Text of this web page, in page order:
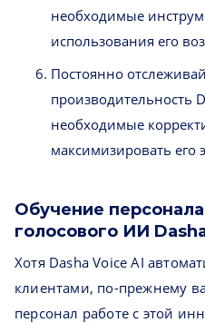
необходимые
использования его
Постоянно
производительность
необходимые
максимизировать его
Обучение
голосового ИИ
Хотя Dasha Voice AI
клиентами, по-прежнему
персонал работе с этой